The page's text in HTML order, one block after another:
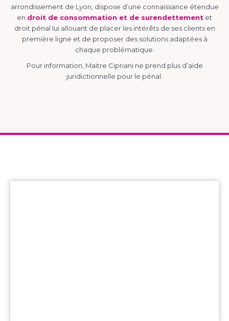
arrondissement de Lyon, dispose d’une connaissance étendue
en droit de consommation et de surendettement et
droit pénal lui allouant de placer les intérêts de ses clients en
première ligne et de proposer des solutions adaptées à
chaque problématique.
Pour information, Maitre Cipriani ne prend plus d’aide
juridictionnelle pour le pénal.